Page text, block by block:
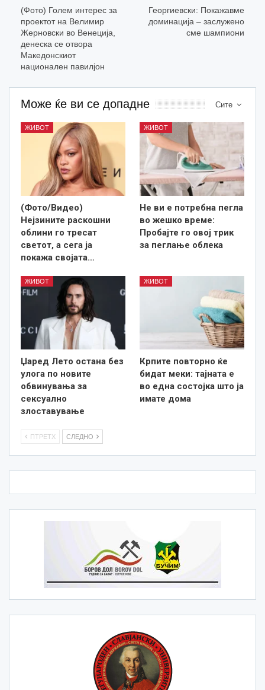
(Фото) Голем интерес за
проeктот на Велимир
Жерновски во Венеција,
денеска се отвора
Македонскиот
национален павилјон
Георгиевски: Покажавме
доминација – заслужено
сме шампиони
Сите
Може ќе ви се допадне
ЖИВОТ
(Фото/Видео)
Нејзините раскошни
облини го тресат
светот, а сега ја
покажа својата…
ЖИВОТ
Не ви е потребна пегла
во жешко време:
Пробајте го овој трик
за пеглање облека
ЖИВОТ
Џаред Лето остана без
улога по новите
обвинувања за
сексуално
злоставување
ЖИВОТ
Крпите повторно ќе
бидат меки: тајната е
во една состојка што ја
имате дома
ПТРЕТХ СЛЕДНО